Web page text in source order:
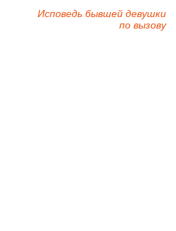
Исповедь бывшей девушки
по вызову